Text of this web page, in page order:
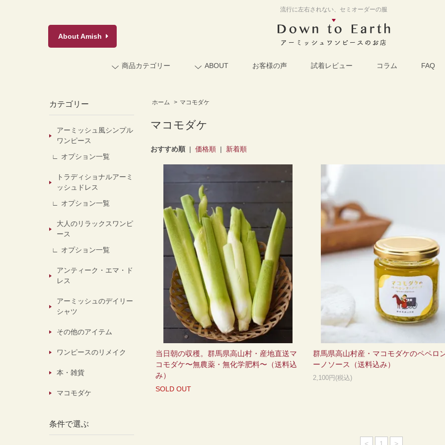
流行に左右されない、セミオーダーの服
AboutAmish
商品カテゴリー ABOUT お客様の声 試着レビュー コラム FAQ
ホーム > マコモダケ
マコモダケ
おすすめ順 |価格順 | 新着順
当日朝の収穫。群馬県高山村・産地直送マ
コモダケ〜無農薬・無化学肥料〜（送料込
み）
SOLD OUT
群馬県高山村産・マコモダケのペペロ
ーノソース（送料込み）
2,100円(税込)
カテゴリー
アーミッシュ風シンプル
ワンピース
オプション一覧
トラディショナルアーミ
ッシュドレス
オプション一覧
大人のリラックスワンピ
ース
オプション一覧
アンティーク・エマ・ド
レス
アーミッシュのデイリー
シャツ
その他のアイテム
ワンピースのリメイク
本・雑貨
マコモダケ
条件で選ぶ